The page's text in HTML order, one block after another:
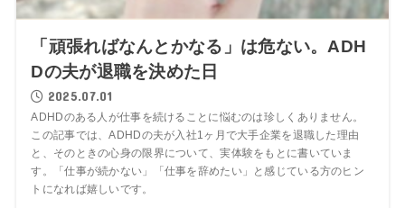
「頑張ればなんとかなる」は危ない。ADH
Dの夫が退職を決めた日
2025.07.01
ADHDのある人が仕事を続けることに悩むのは珍しくありません。
この記事では、ADHDの夫が入社1ヶ月で大手企業を退職した理由
と、そのときの心身の限界について、実体験をもとに書いていま
す。「仕事が続かない」「仕事を辞めたい」と感じている方のヒン
トになれば嬉しいです。